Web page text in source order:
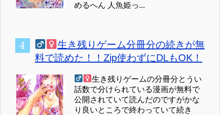
めるへん 人魚姫っ...
生き残りゲーム分冊分の続きが無
料で読めた！！Zip使わずにDLもOK！
生き残りゲームの分冊分とうい
話数で分けられている漫画が無料で
公開されていて読んだのですがかな
り良いところで終わっていて続き